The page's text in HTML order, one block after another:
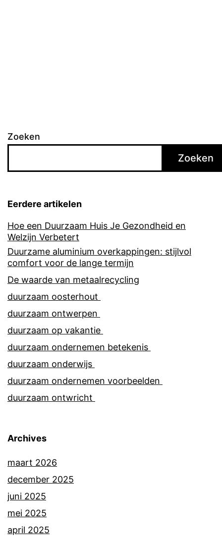
Zoeken
Zoeken
Eerdere artikelen
Hoe een Duurzaam Huis Je Gezondheid en
Welzijn Verbetert
Duurzame aluminium overkappingen: stijlvol
comfort voor de lange termijn
De waarde van metaalrecycling
duurzaam oosterhout
duurzaam ontwerpen
duurzaam op vakantie
duurzaam ondernemen betekenis
duurzaam onderwijs
duurzaam ondernemen voorbeelden
duurzaam ontwricht
Archives
maart 2026
december 2025
juni 2025
mei 2025
april 2025